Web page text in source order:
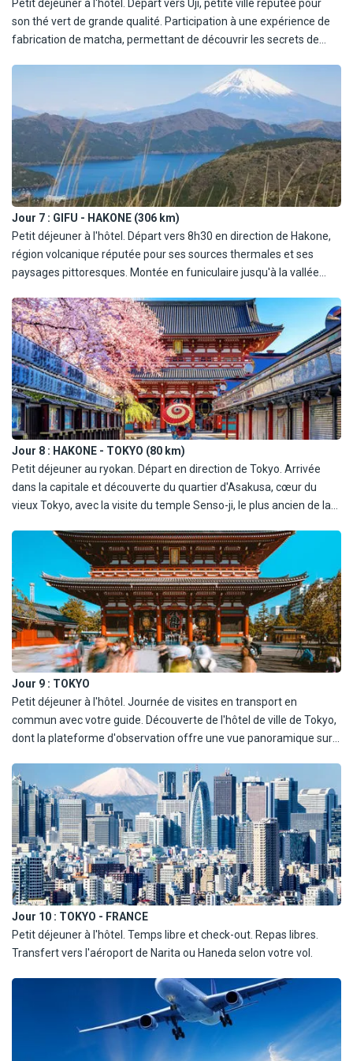
Petit déjeuner à l'hôtel. Départ vers Uji, petite ville réputée pour
son thé vert de grande qualité. Participation à une expérience de
fabrication de matcha, permettant de découvrir les secrets de
pour son artisanat de sabres japonais. Visite du musée du Sabre
avec démonstration de forge, une immersion fascinante dans le
savoir-faire des forgerons traditionnels. Déjeuner et dîner dans un
restaurant local. Nuit à l'hôtel à Gifu.
Jour 7 : GIFU - HAKONE (306 km)
Petit déjeuner à l'hôtel. Départ vers 8h30 en direction de Hakone,
région volcanique réputée pour ses sources thermales et ses
paysages pittoresques. Montée en funiculaire jusqu'à la vallée
œufs noirs cuits dans les sources chaudes (l'accès peut être
restreint selon l'activité volcanique). Déjeuner dans un restaurant
local. Croisière sur le lac Ashi, offrant une vue dégagée sur le mont
Fuji par temps clair. Dîner et nuit dans un ryokan, auberge
traditionnelle japonaise.
Jour 8 : HAKONE - TOKYO (80 km)
Petit déjeuner au ryokan. Départ en direction de Tokyo. Arrivée
dans la capitale et découverte du quartier d'Asakusa, cœur du
vieux Tokyo, avec la visite du temple Senso-ji, le plus ancien de la
Continuation vers Akihabara, quartier emblématique de la culture
manga et de l'électronique, puis Ginza, quartier chic réputé pour
ses boutiques de luxe et ses galeries d'art. Déjeuner et dîner dans
un restaurant local. Nuit à l'hôtel.
Jour 9 : TOKYO
Petit déjeuner à l'hôtel. Journée de visites en transport en
commun avec votre guide. Découverte de l'hôtel de ville de Tokyo,
dont la plateforme d'observation offre une vue panoramique sur
cœur d'une vaste forêt urbaine. Promenade dans les quartiers de
Harajuku et Omotesando, hauts lieux de la mode et de la culture
contemporaine. Enfin, découverte du célèbre carrefour de
Shibuya, l'un des plus fréquentés au monde. Déjeuner et dîner
dans un restaurant local. Nuit à l'hôtel.
Jour 10 : TOKYO - FRANCE
Petit déjeuner à l'hôtel. Temps libre et check-out. Repas libres.
Transfert vers l'aéroport de Narita ou Haneda selon votre vol.